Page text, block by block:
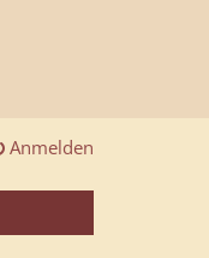
Anmelden